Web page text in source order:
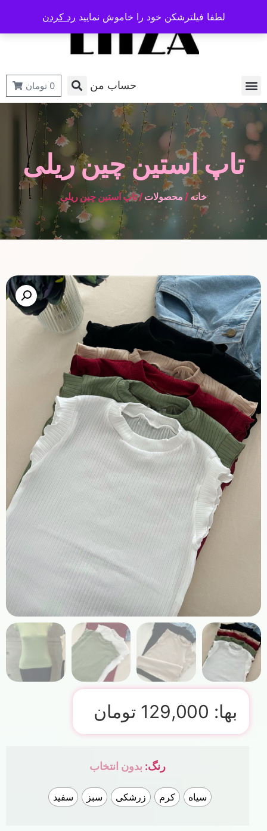
حساب من 0 تومان
تاپ استین چین ریلی
خانه / محصولات / تاپ استین چین ریلی
بها: 129,000 تومان
رنگ: بدون انتخاب
سیاه کرم زرشکی سبز سفید
لطفا فیلترشکن خود را خاموش نمایید رد کردن